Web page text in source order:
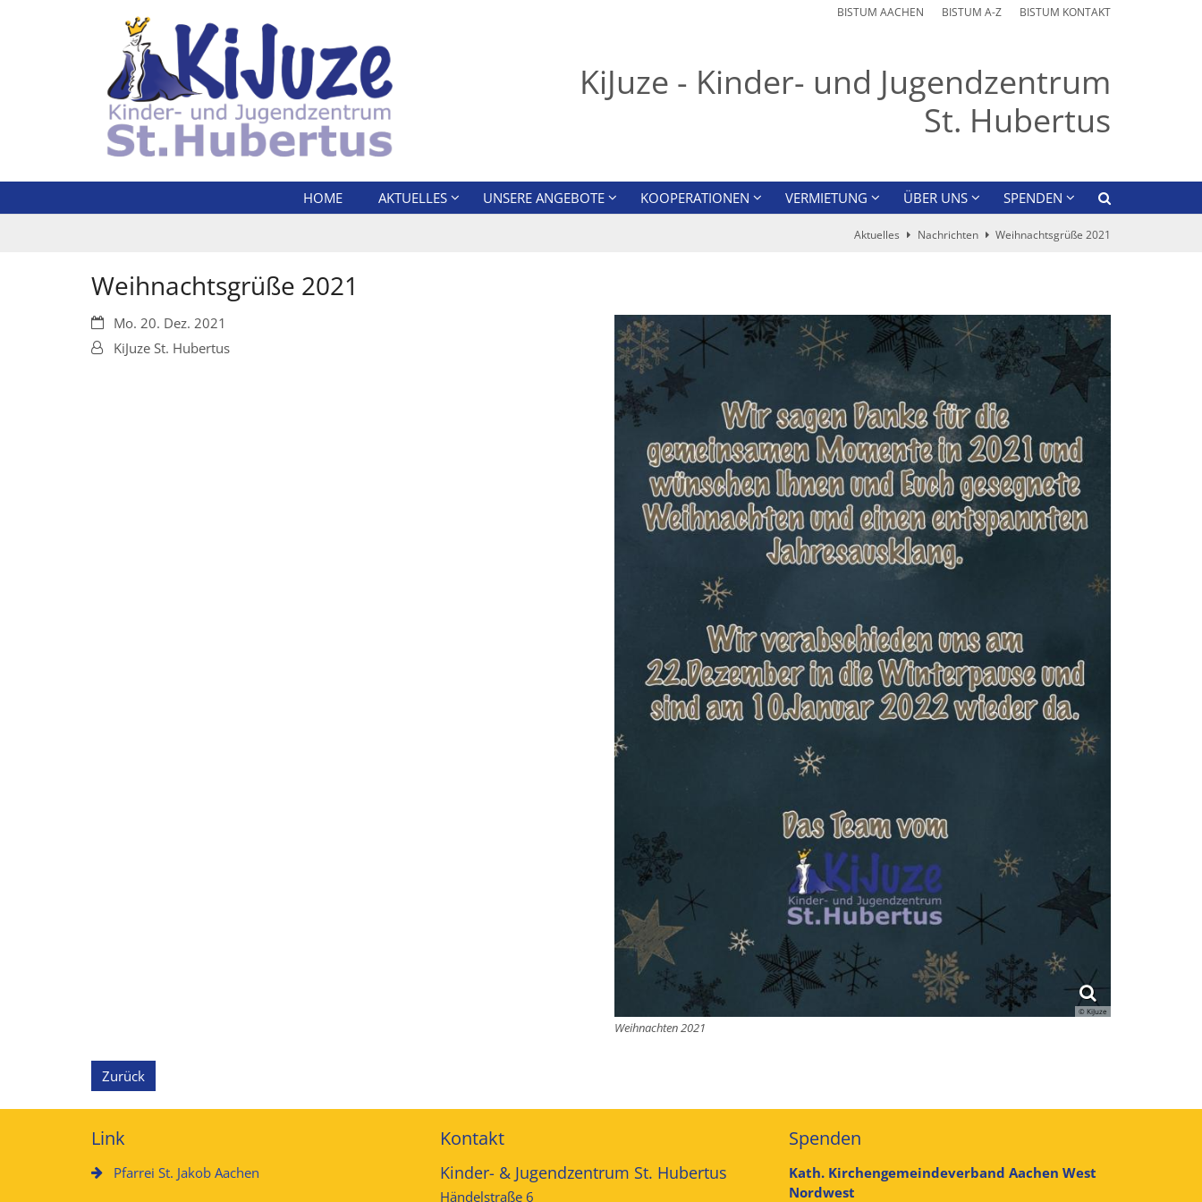
BISTUM AACHEN BISTUM A-Z BISTUM KONTAKT
KiJuze - Kinder- und Jugendzentrum
St. Hubertus
HOME AKTUELLES UNSERE ANGEBOTE KOOPERATIONEN VERMIETUNG ÜBER UNS SPENDEN
Aktuelles Nachrichten Weihnachtsgrüße 2021
Weihnachtsgrüße 2021
© KiJuze
Weihnachten 2021
Datum:Mo. 20. Dez. 2021
Von:KiJuze St. Hubertus
Zurück
Link
Pfarrei St. Jakob Aachen
Kontakt
Kinder- & Jugendzentrum St. Hubertus
Händelstraße 6
Spenden
Kath. Kirchengemeindeverband Aachen West
Nordwest